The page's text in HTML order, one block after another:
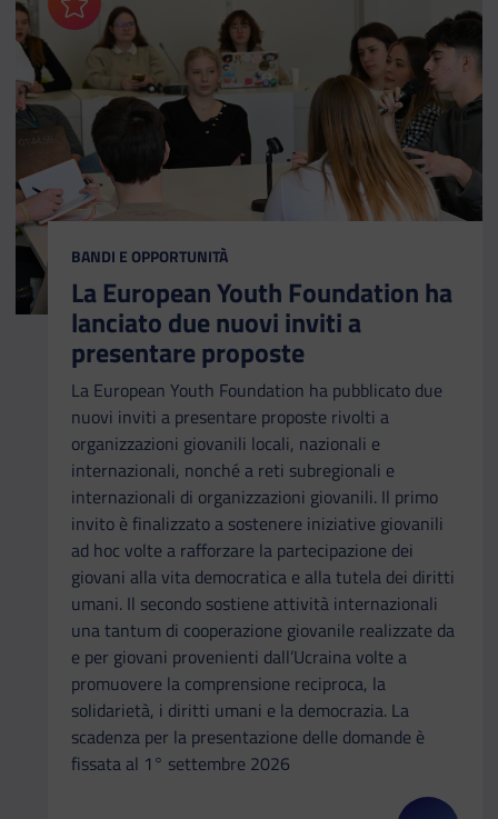
Aggiungi ai preferiti
CATEGORIA:
BANDI E OPPORTUNITÀ
La European Youth Foundation ha
lanciato due nuovi inviti a
presentare proposte
La European Youth Foundation ha pubblicato due
nuovi inviti a presentare proposte rivolti a
organizzazioni giovanili locali, nazionali e
internazionali, nonché a reti subregionali e
internazionali di organizzazioni giovanili. Il primo
invito è finalizzato a sostenere iniziative giovanili
ad hoc volte a rafforzare la partecipazione dei
giovani alla vita democratica e alla tutela dei diritti
umani. Il secondo sostiene attività internazionali
una tantum di cooperazione giovanile realizzate da
e per giovani provenienti dall’Ucraina volte a
promuovere la comprensione reciproca, la
solidarietà, i diritti umani e la democrazia. La
scadenza per la presentazione delle domande è
fissata al 1° settembre 2026